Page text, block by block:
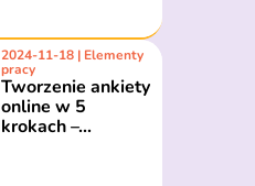
2024-11-18 | Elementy
pracy
Tworzenie ankiety
online w 5
krokach –...